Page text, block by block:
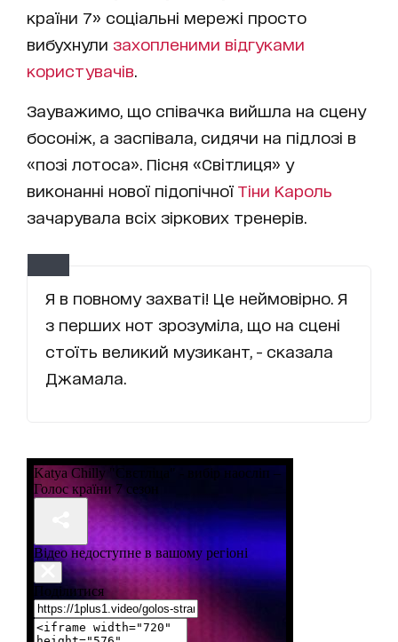
країни 7» соціальні мережі просто
вибухнули захопленими відгуками
користувачів
Зауважимо, що співачка вийшла на сцену
босоніж, а заспівала, сидячи на підлозі в
«позі лотоса». Пісня «Світлиця» у
виконанні нової підопічної Тіни Кароль
зачарувала всіх зіркових тренерів.
Я в повному захваті! Це неймовірно. Я
з перших нот зрозуміла, що на сцені
стоїть великий музикант, - сказала
Джамала.